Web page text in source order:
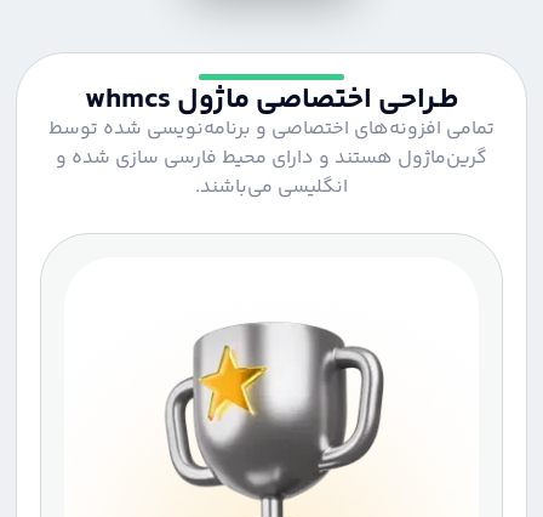
طـراحی اختصاصی ماژول whmcs
تمامی افزونه‌های اختصاصی و برنامه‌نویسی شده توسط
گرین‌ماژول هستند و دارای محیط فارسی سازی شده و
انگلیسی می‌باشند.